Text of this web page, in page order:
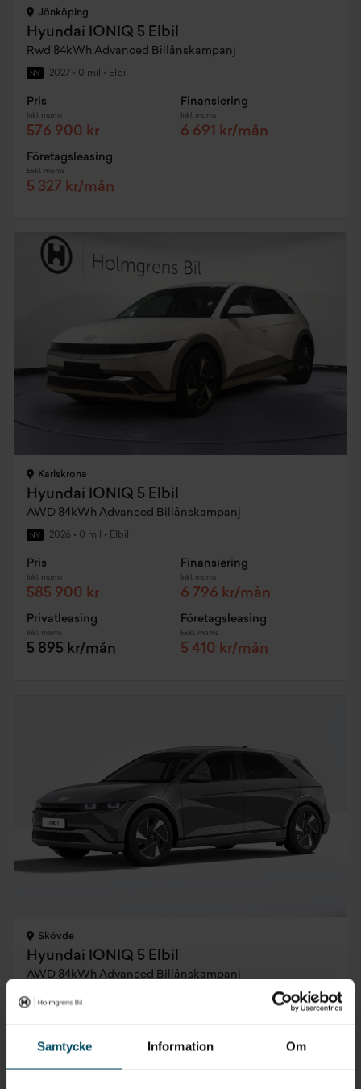
Samtycke Information Om
Jönköping
Hyundai IONIQ 5 Elbil
Rwd 84kWh Advanced Billånskampanj
NY 2027 • 0 mil • Elbil
Pris
Inkl. moms
576 900 kr
Finansiering
Inkl. moms
6 691 kr/mån
Företagsleasing
Exkl. moms
5 327 kr/mån
Karlskrona
Hyundai IONIQ 5 Elbil
AWD 84kWh Advanced Billånskampanj
NY 2026 • 0 mil • Elbil
Pris
Inkl. moms
585 900 kr
Finansiering
Inkl. moms
6 796 kr/mån
Privatleasing
Inkl. moms
5 895 kr/mån
Företagsleasing
Exkl. moms
5 410 kr/mån
Skövde
Hyundai IONIQ 5 Elbil
AWD 84kWh Advanced Billånskampanj
•0 mil
593 900 kr 6 889 kr/mån